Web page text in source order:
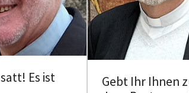
satt! Es ist
Gebt Ihr Ihnen